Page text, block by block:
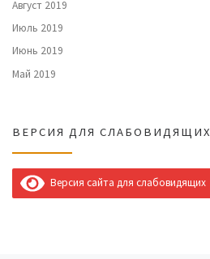
Август 2019
Июль 2019
Июнь 2019
Май 2019
ВЕРСИЯ ДЛЯ СЛАБОВИДЯЩИХ
Версия сайта для слабовидящих